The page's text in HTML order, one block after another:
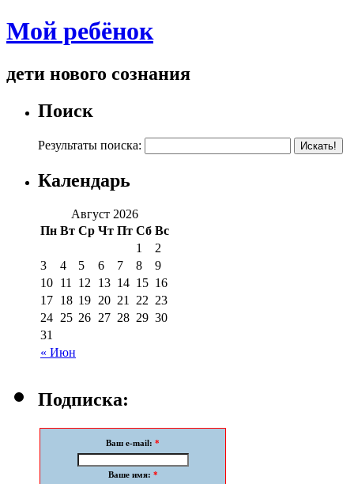
Мой ребёнок
дети нового сознания
Поиск
Результаты поиска:
Календарь
Август 2026
Пн Вт Ср Чт Пт Сб Вс
« Июн
1
2
3
4 5 6 7 8
9
10 11 12 13 14 15 16
17 18 19 20 21 22 23
24 25 26 27 28 29 30
31
Подписка:
Ваш e-mail: *
Ваше имя: *